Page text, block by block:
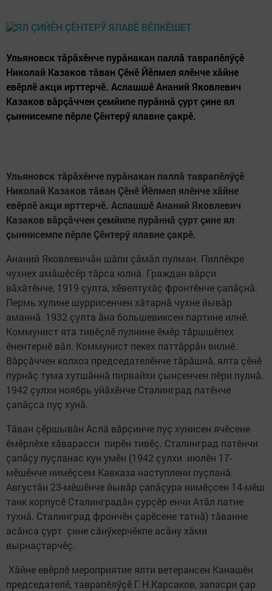
Ульяновск тăрăхӗнче пурăнакан паллă таврапӗлӳçӗ
Николай Казаков тăван Çӗнӗ Йӗлмел ялӗнче хăйне
евӗрлӗ акци ирттерчӗ. Аслашшӗ Ананий Яковлевич
Казаков вăрçăччен çемйипе пурăннă çурт çине ял
çыннисемпе пӗрле Çӗнтерӳ ялавне çакрӗ.
Ульяновск тăрăхӗнче пурăнакан паллă таврапӗлӳçӗ
Николай Казаков тăван Çӗнӗ Йӗлмел ялӗнче хăйне
евӗрлӗ акци ирттерчӗ. Аслашшӗ Ананий Яковлевич
Казаков вăрçăччен çемйипе пурăннă çурт çине ял
çыннисемпе пӗрле Çӗнтерӳ ялавне çакрӗ.
Ананий Яковлевичăн шăпи çăмăл пулман. Пиллӗкре
чухнех амăшӗсӗр тăрса юлнă. Граждан вăрçи
вăхăтӗнче, 1919 çулта, хӗвелтухăç фронтӗнче çапăçнă.
Пермь хулине шуррисенчен хăтарнă чухне йывăр
аманнă. 1932 çулта ăна большевиксен партине илнӗ.
Коммунист ята тивӗçлӗ пулнине ӗмӗр тăршшӗпех
ӗнентернӗ вăл. Коммунист пекех паттăррăн вилнӗ.
Вăрçăччен колхоз председателӗнче тăрăшнă, ялта çӗнӗ
пурнăç тума хутшăннă пирвайхи çынсенчен пӗри пулнă.
1942 çулхи ноябрь уйăхӗнче Сталинград патӗнче
çапăçса пуç хунă.
Тăван çӗршывăн Аслă вăрçинче пуç хунисен ячӗсене
ӗмӗрлӗхе хăварасси пирӗн тивӗç. Сталинград патӗнчи
çапăçу пуçланас кун умӗн (1942 çулхи июлӗн 17-
мӗшӗнче нимӗçсем Кавказа наступлени пуçланă.
Августăн 23-мӗшӗнче йывăр çапăçура нимӗçсен 14-мӗш
танк корпусӗ Сталинградăн çурçӗр енчи Атăл патне
тухнă. Сталинград фрончӗн çарӗсене татнă) тăванне
асăнса çурт çине сăнӳкерчӗкпе асăну хăми
вырнаçтарчӗç.
Хăйне евӗрлӗ мероприятие ялти ветерансен Канашӗн
председателӗ, таврапӗлӳçӗ Г. Н.Карсаков, запасри çар